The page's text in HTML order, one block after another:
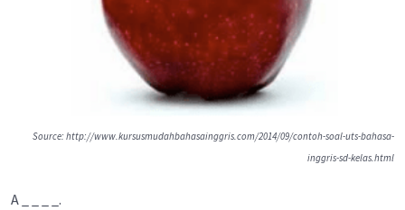
Source: http://www.kursusmudahbahasainggris.com/2014/09/contoh-soal-uts-bahasa-
inggris-sd-kelas.html
A _ _ _ _.